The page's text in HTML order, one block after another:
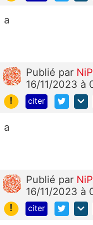
a
Publié par
16/11/2023 à
!
citer
a
Publié par
16/11/2023 à
!
citer